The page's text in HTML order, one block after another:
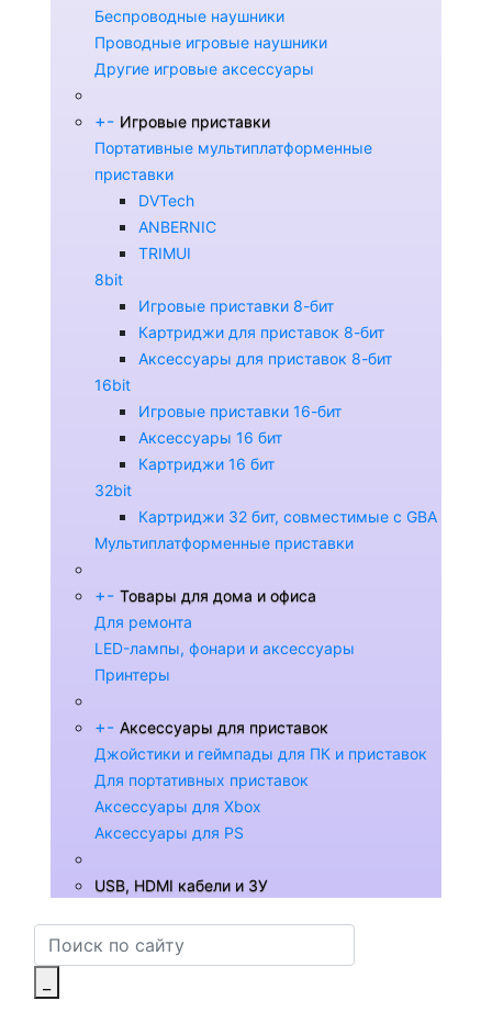
Беспроводные наушники
Проводные игровые наушники
Другие игровые аксессуары
+- Игровые приставки
Портативные мультиплатформенные
приставки
DVTech
ANBERNIC
TRIMUI
8bit
Игровые приставки 8-бит
Картриджи для приставок 8-бит
Аксессуары для приставок 8-бит
16bit
Игровые приставки 16-бит
Аксессуары 16 бит
Картриджи 16 бит
32bit
Картриджи 32 бит, совместимые с GBA
Мультиплатформенные приставки
+- Товары для дома и офиса
Для ремонта
LED-лампы, фонари и аксессуары
Принтеры
+- Аксессуары для приставок
Джойстики и геймпады для ПК и приставок
Для портативных приставок
Аксессуары для Xbox
Аксессуары для PS
USB, HDMI кабели и ЗУ